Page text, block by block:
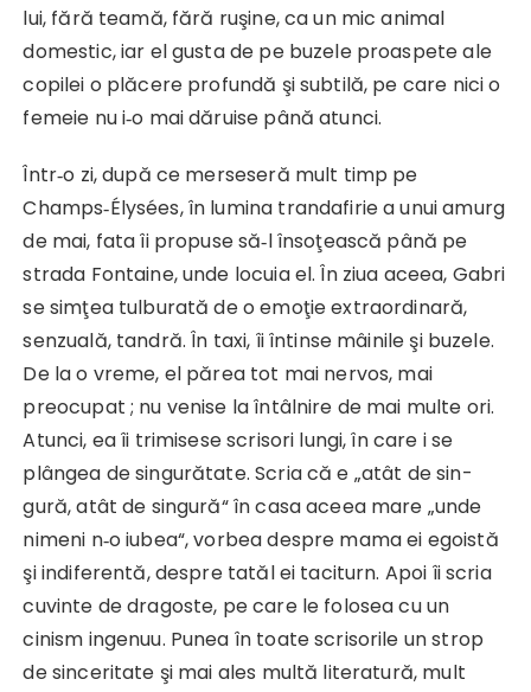
lui, fără teamă, fără ruşine, ca un mic animal
domestic, iar el gusta de pe buzele proaspete ale
copilei o plăcere profundă şi subtilă, pe care nici o
femeie nu i‑o mai dăruise până atunci.
Într‑o zi, după ce merseseră mult timp pe
Champs‑Élysées, în lumina trandafirie a unui amurg
de mai, fata îi propuse să‑l însoţească până pe
strada Fontaine, unde locuia el. În ziua aceea, Gabri
se simţea tulburată de o emoţie extraordi­nară,
senzuală, tandră. În taxi, îi întinse mâinile şi buzele.
De la o vreme, el părea tot mai nervos, mai
preocupat ; nu venise la întâlnire de mai multe ori.
Atunci, ea îi trimisese scrisori lungi, în care i se
plângea de singurătate. Scria că e „atât de sin­
gură, atât de singură“ în casa aceea mare „unde
nimeni n‑o iubea“, vorbea despre mama ei egoistă
şi indiferentă, despre tatăl ei taciturn. Apoi îi scria
cuvinte de dragoste, pe care le folosea cu un
cinism ingenuu. Punea în toate scrisorile un strop
de sinceritate şi mai ales multă literatură, mult